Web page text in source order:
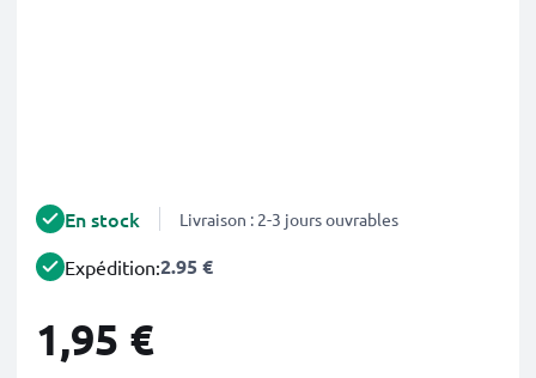
En stock Livraison : 2-3 jours ouvrables
Expédition:2.95 €
1,95 €